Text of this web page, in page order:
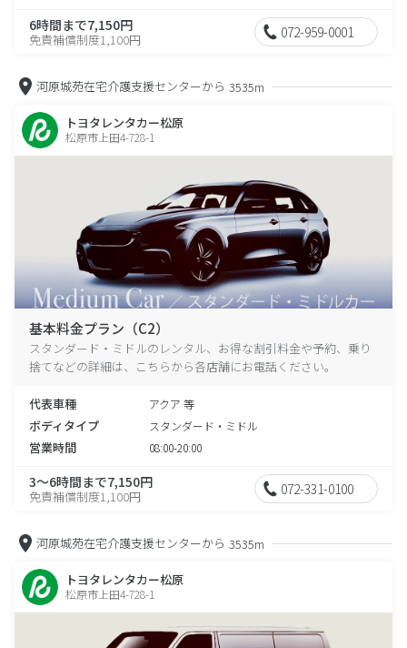
6時間まで7,150円
免責補償制度1,100円 072-959-0001
河原城苑在宅介護支援センターから 3535m
トヨタレンタカー松原
松原市上田4-728-1
基本料金プラン（C2）
スタンダード・ミドルのレンタル、お得な割引料金や予約、乗り
捨てなどの詳細は、こちらから各店舗にお電話ください。
代表車種 アクア 等
ボディタイプ スタンダード・ミドル
営業時間 08:00-20:00
3～6時間まで7,150円
免責補償制度1,100円 072-331-0100
河原城苑在宅介護支援センターから 3535m
トヨタレンタカー松原
松原市上田4-728-1